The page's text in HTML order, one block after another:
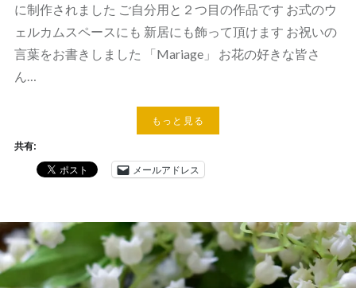
に制作されました ご自分用と２つ目の作品です お式のウ
ェルカムスペースにも 新居にも飾って頂けます お祝いの
言葉をお書きしました 「Mariage」 お花の好きな皆さ
ん…
もっと見る
共有:
メールアドレス